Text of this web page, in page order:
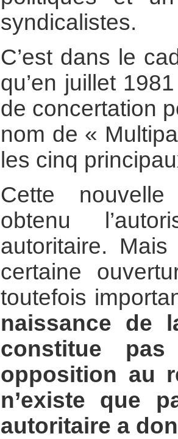
syndicalistes.
C’est dans le
qu’en juillet
de concertation
nom de «
les cinq
Cette
obtenu
autoritaire. Mais
certaine
toutefois
naissance de
constitue
opposition au
n’existe que
autoritaire a